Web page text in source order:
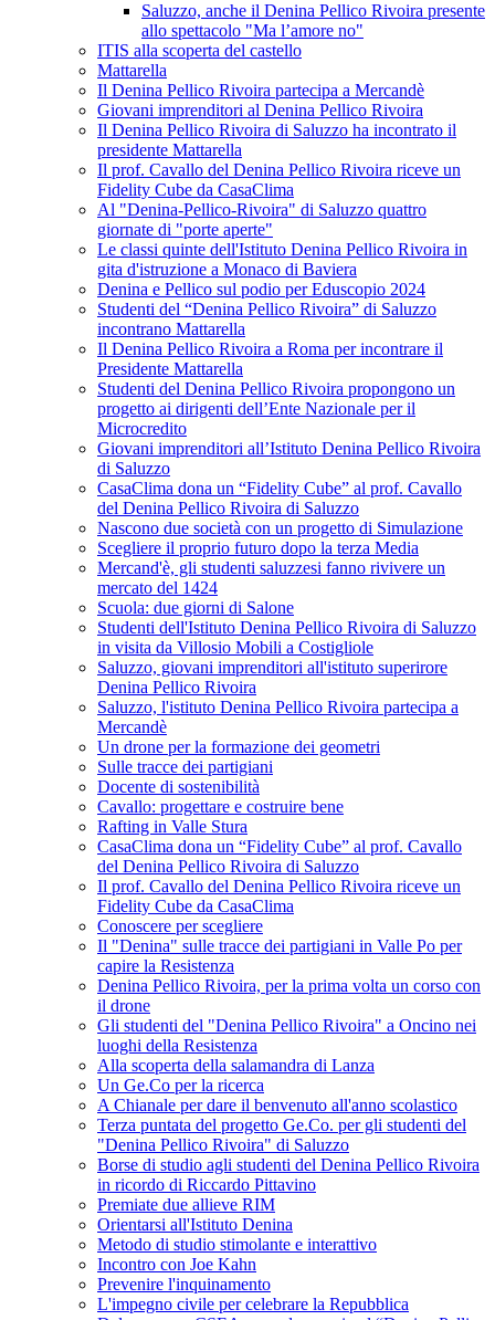
Saluzzo, anche il Denina Pellico Rivoira presente
allo spettacolo "Ma l’amore no"
ITIS alla scoperta del castello
Mattarella
Il Denina Pellico Rivoira partecipa a Mercandè
Giovani imprenditori al Denina Pellico Rivoira
Il Denina Pellico Rivoira di Saluzzo ha incontrato il
presidente Mattarella
Il prof. Cavallo del Denina Pellico Rivoira riceve un
Fidelity Cube da CasaClima
Al "Denina-Pellico-Rivoira" di Saluzzo quattro
giornate di "porte aperte"
Le classi quinte dell'Istituto Denina Pellico Rivoira in
gita d'istruzione a Monaco di Baviera
Denina e Pellico sul podio per Eduscopio 2024
Studenti del “Denina Pellico Rivoira” di Saluzzo
incontrano Mattarella
Il Denina Pellico Rivoira a Roma per incontrare il
Presidente Mattarella
Studenti del Denina Pellico Rivoira propongono un
progetto ai dirigenti dell’Ente Nazionale per il
Microcredito
Giovani imprenditori all’Istituto Denina Pellico Rivoira
di Saluzzo
CasaClima dona un “Fidelity Cube” al prof. Cavallo
del Denina Pellico Rivoira di Saluzzo
Nascono due società con un progetto di Simulazione
Scegliere il proprio futuro dopo la terza Media
Mercand'è, gli studenti saluzzesi fanno rivivere un
mercato del 1424
Scuola: due giorni di Salone
Studenti dell'Istituto Denina Pellico Rivoira di Saluzzo
in visita da Villosio Mobili a Costigliole
Saluzzo, giovani imprenditori all'istituto superirore
Denina Pellico Rivoira
Saluzzo, l'istituto Denina Pellico Rivoira partecipa a
Mercandè
Un drone per la formazione dei geometri
Sulle tracce dei partigiani
Docente di sostenibilità
Cavallo: progettare e costruire bene
Rafting in Valle Stura
CasaClima dona un “Fidelity Cube” al prof. Cavallo
del Denina Pellico Rivoira di Saluzzo
Il prof. Cavallo del Denina Pellico Rivoira riceve un
Fidelity Cube da CasaClima
Conoscere per scegliere
Il "Denina" sulle tracce dei partigiani in Valle Po per
capire la Resistenza
Denina Pellico Rivoira, per la prima volta un corso con
il drone
Gli studenti del "Denina Pellico Rivoira" a Oncino nei
luoghi della Resistenza
Alla scoperta della salamandra di Lanza
Un Ge.Co per la ricerca
A Chianale per dare il benvenuto all'anno scolastico
Terza puntata del progetto Ge.Co. per gli studenti del
"Denina Pellico Rivoira" di Saluzzo
Borse di studio agli studenti del Denina Pellico Rivoira
in ricordo di Riccardo Pittavino
Premiate due allieve RIM
Orientarsi all'Istituto Denina
Metodo di studio stimolante e interattivo
Incontro con Joe Kahn
Prevenire l'inquinamento
L'impegno civile per celebrare la Repubblica